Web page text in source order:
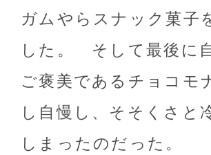
ガムやらスナック菓子
した。 そして最後に
ご褒美であるチョコモ
し自慢し、そそくさと
しまったのだった。